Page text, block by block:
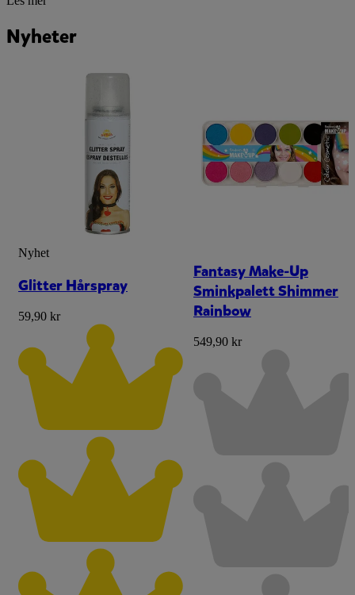
Nyheter
Nyhet
Glitter Hårspray
59,90 kr
Fantasy Make-Up
Sminkpalett Shimmer
Rainbow
549,90 kr